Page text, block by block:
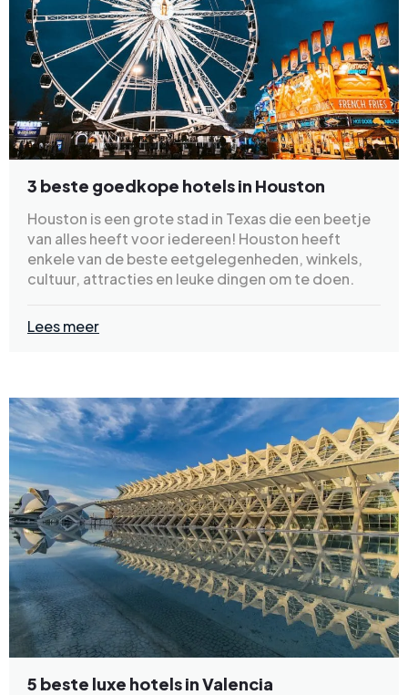
3 beste goedkope hotels in Houston
Houston is een grote stad in Texas die een beetje
van alles heeft voor iedereen! Houston heeft
enkele van de beste eetgelegenheden, winkels,
cultuur, attracties en leuke dingen om te doen.
Lees meer
5 beste luxe hotels in Valencia